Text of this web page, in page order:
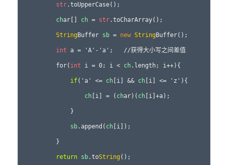
str.toUpperCase();
char[] ch = str.toCharArray();
StringBuffer sb = new StringBuffer();
int a = 'A'-'a';   //获得大小写之间差值
          for(
int i = 0; i < ch.length; i++){
if('a' <= ch [i] && ch [i] <= 'z'){
ch [i] = ( char)( ch [i]+a);
sb.append( ch [i]);
return sb.toString ();